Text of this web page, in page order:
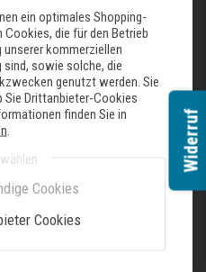
oder Fußkreuz aus Kunststoff
Produkte
ein optimales Shopping-
Cookies, die für den Betrieb
unserer kommerziellen
sowie solche, die
genutzt werden. Sie
Sie Drittanbieter-Cookies
finden Sie in
Cookies
Cookies
Widerruf